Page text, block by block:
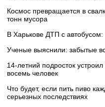
Космос превращается в
тонн мусора
В Харькове ДТП с автобусом:
Ученые выяснили: забытые
14-летний подросток
восемь человек
Что будет, если пить пиво
серьезных последствиях